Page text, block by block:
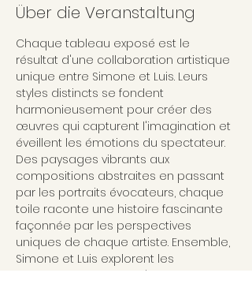
Über die Veranstaltung
Chaque tableau exposé est le
résultat d'une collaboration artistique
unique entre Simone et Luis. Leurs
styles distincts se fondent
harmonieusement pour créer des
œuvres qui capturent l'imagination et
éveillent les émotions du spectateur.
Des paysages vibrants aux
compositions abstraites en passant
par les portraits évocateurs, chaque
toile raconte une histoire fascinante
façonnée par les perspectives
uniques de chaque artiste. Ensemble,
Simone et Luis explorent les
possibilités infinies de l'art,